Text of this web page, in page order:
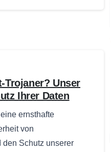
Trojaner? Unser
Ihrer Daten
ernsthafte
von
den Schutz unserer